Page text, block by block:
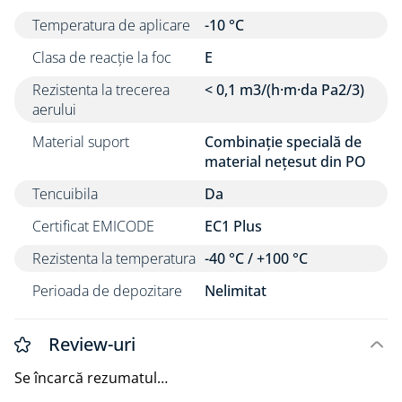
SIGA în fabricile lor din Elveția. Fiind și un
producător, nu doar un brand, benzile de etanșare
de la SIGA se pot fabrica și pe dimensiuni atipice,
inclusiv folia de protecție de pe spate (liner-ul) se
poate fabrica la orice dimensiune. Acest lucru este
un avantaj major în cadrul proiectelor mari, unde
un produs făcut după dimensiuni specifice, poate
reduce foarte mult timpii de execuție.
Fișă tehnică
Fișă cu date de siguranță
Instructiuni de montaj
Instructiuni de montaj pentru case din lemn
Temperatura de aplicare
-10 °C
Clasa de reacție la foc
E
Rezistenta la trecerea
aerului
< 0,1 m3/(h·m·da Pa2/3)
Material suport
Combinație specială de
material nețesut din PO
Tencuibila
Da
Certificat EMICODE
EC1 Plus
Rezistenta la temperatura -40 °C / +100 °C
Perioada de depozitare
Nelimitat
Review-uri
Se încarcă rezumatul…